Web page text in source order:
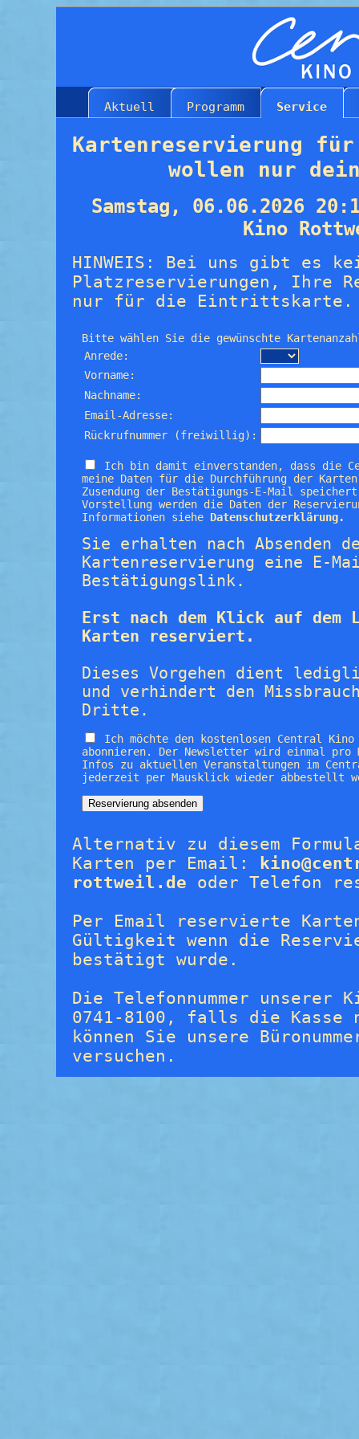
Aktuell Programm Service
Kartenreservierung
wollen nur
Samstag, 06.06.2026
Kino
HINWEIS: Bei uns gibt es
Platzreservierungen, Ihre
nur für die Eintrittskarte.
Bitte wählen Sie die gewünschte
Anrede:
Vorname:
Nachname:
Email-Adresse:
Rückrufnummer (freiwillig):
Ich bin damit einverstanden, dass die
meine Daten für die Durchführung der
Zusendung der Bestätigungs-E-Mail
Vorstellung werden die Daten der
Informationen siehe Datenschutzerklärung.
Sie erhalten nach Absenden
Kartenreservierung eine E-
Bestätigungslink.
Erst nach dem Klick auf
Karten reserviert.
Dieses Vorgehen dient
und verhindert den
Dritte.
Ich möchte den kostenlosen Central
abonnieren. Der Newsletter wird einmal pro
Infos zu aktuellen Veranstaltungen im
jederzeit per Mausklick wieder abbestellt
Alternativ zu diesem
Karten per Email:
rottweil.de oder Telefon
Per Email reservierte
Gültigkeit wenn die
bestätigt wurde.
Die Telefonnummer unserer
0741-8100, falls die
können Sie unsere
versuchen.